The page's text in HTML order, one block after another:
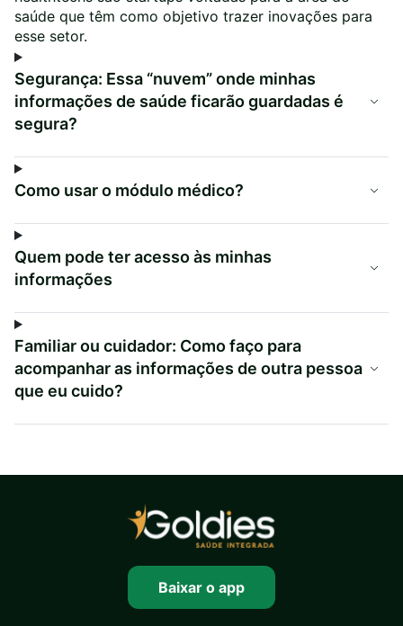
saúde que têm como objetivo trazer inovações para
esse setor.
Segurança: Essa “nuvem” onde minhas
informações de saúde ficarão guardadas é
segura?
Como usar o módulo médico?
Quem pode ter acesso às minhas
informações
Familiar ou cuidador: Como faço para
acompanhar as informações de outra pessoa
que eu cuido?
Baixar o app